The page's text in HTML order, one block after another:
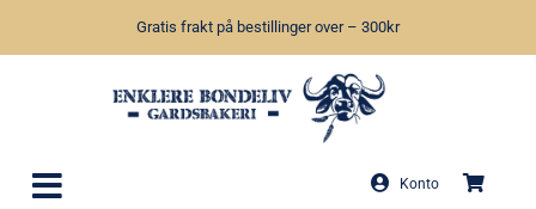
Gratis frakt på bestillinger over – 300kr
Konto